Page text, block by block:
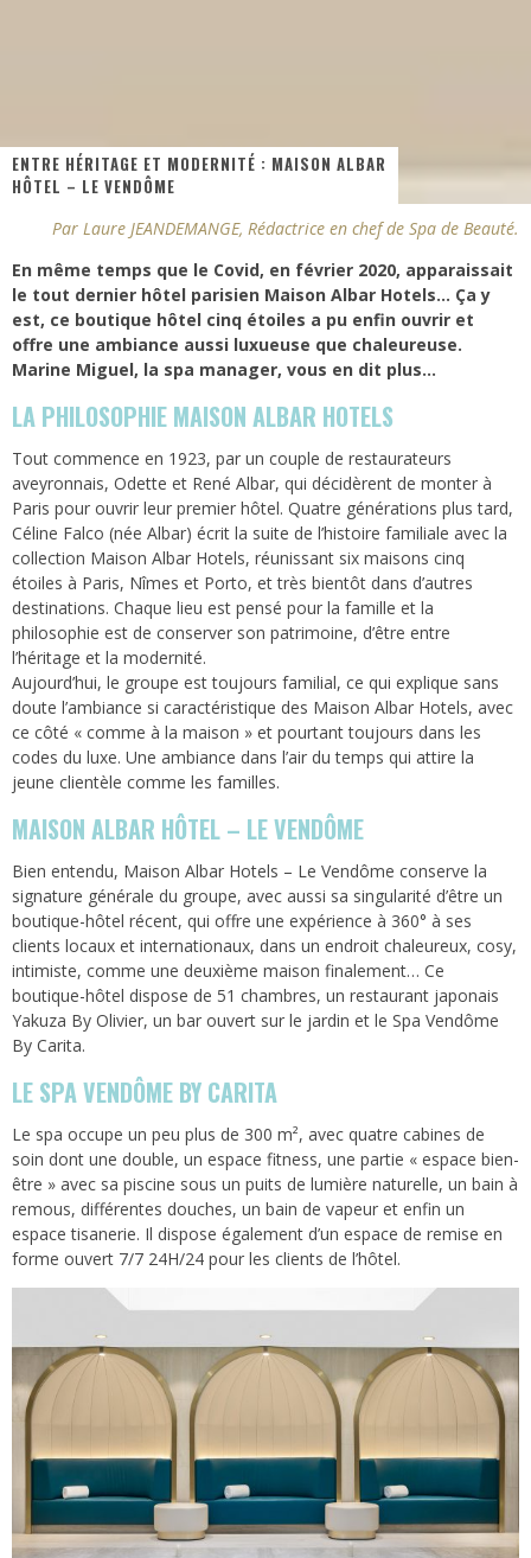
ENTRE HÉRITAGE ET MODERNITÉ : MAISON ALBAR
HÔTEL – LE VENDÔME
Par Laure JEANDEMANGE, Rédactrice en chef de Spa de Beauté.
En même temps que le Covid, en février 2020, apparaissait
le tout dernier hôtel parisien Maison Albar Hotels… Ça y
est, ce boutique hôtel cinq étoiles a pu enfin ouvrir et
offre une ambiance aussi luxueuse que chaleureuse.
Marine Miguel, la spa manager, vous en dit plus…
LA PHILOSOPHIE MAISON ALBAR HOTELS
Tout commence en 1923, par un couple de restaurateurs
aveyronnais, Odette et René Albar, qui décidèrent de monter à
Paris pour ouvrir leur premier hôtel. Quatre générations plus tard,
Céline Falco (née Albar) écrit la suite de l’histoire familiale avec la
collection Maison Albar Hotels, réunissant six maisons cinq
étoiles à Paris, Nîmes et Porto, et très bientôt dans d’autres
destinations. Chaque lieu est pensé pour la famille et la
philosophie est de conserver son patrimoine, d’être entre
l’héritage et la modernité.
Aujourd’hui, le groupe est toujours familial, ce qui explique sans
doute l’ambiance si caractéristique des Maison Albar Hotels, avec
ce côté « comme à la maison » et pourtant toujours dans les
codes du luxe. Une ambiance dans l’air du temps qui attire la
jeune clientèle comme les familles.
MAISON ALBAR HÔTEL – LE VENDÔME
Bien entendu, Maison Albar Hotels – Le Vendôme conserve la
signature générale du groupe, avec aussi sa singularité d’être un
boutique-hôtel récent, qui offre une expérience à 360° à ses
clients locaux et internationaux, dans un endroit chaleureux, cosy,
intimiste, comme une deuxième maison finalement… Ce
boutique-hôtel dispose de 51 chambres, un restaurant japonais
Yakuza By Olivier, un bar ouvert sur le jardin et le Spa Vendôme
By Carita.
LE SPA VENDÔME BY CARITA
Le spa occupe un peu plus de 300 m², avec quatre cabines de
soin dont une double, un espace fitness, une partie « espace bien-
être » avec sa piscine sous un puits de lumière naturelle, un bain à
remous, différentes douches, un bain de vapeur et enfin un
espace tisanerie. Il dispose également d’un espace de remise en
forme ouvert 7/7 24H/24 pour les clients de l’hôtel.